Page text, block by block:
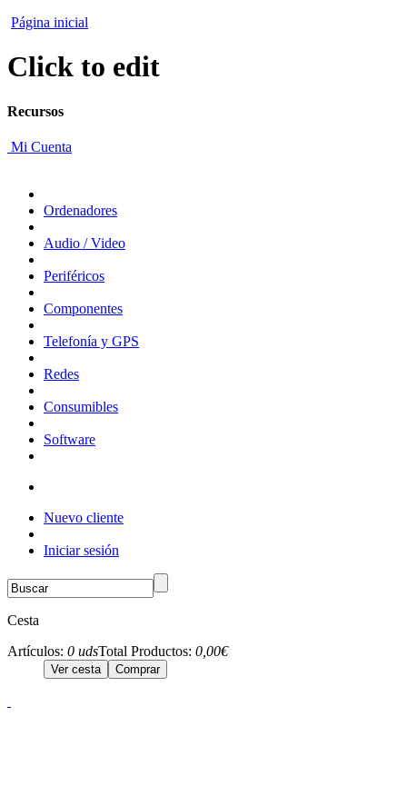
Página inicial
Click to edit
Recursos
Mi Cuenta
Ordenadores
Audio / Video
Periféricos
Componentes
Telefonía y GPS
Redes
Consumibles
Software
Nuevo cliente
Iniciar sesión
Cesta
Artículos: 0 udsTotal Productos: 0,00€